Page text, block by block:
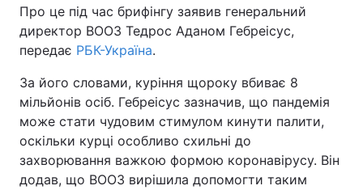
Про це під час брифінгу заявив генеральний
директор ВООЗ Тедрос Аданом Гебреісус,
передає РБК-Україна.
За його словами, куріння щороку вбиває 8
мільйонів осіб. Гебреісус зазначив, що пандемія
може стати чудовим стимулом кинути палити,
оскільки курці особливо схильні до
захворювання важкою формою коронавірусу. Він
додав, що ВООЗ вирішила допомогти таким